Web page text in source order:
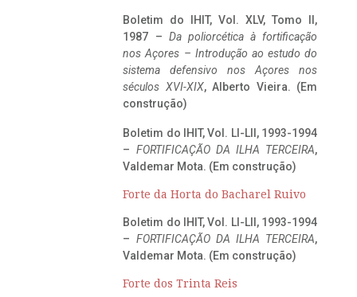
Boletim do IHIT, Vol. XLV, Tomo II,
1987 – Da poliorcética à fortificação
nos Açores – Introdução ao estudo do
sistema defensivo nos Açores nos
séculos XVI-XIX, Alberto Vieira. (Em
construção)
Boletim do IHIT, Vol. LI-LII, 1993-1994
– FORTIFICAÇÃO DA ILHA TERCEIRA,
Valdemar Mota. (Em construção)
Forte da Horta do Bacharel Ruivo
Boletim do IHIT, Vol. LI-LII, 1993-1994
– FORTIFICAÇÃO DA ILHA TERCEIRA,
Valdemar Mota. (Em construção)
Forte dos Trinta Reis